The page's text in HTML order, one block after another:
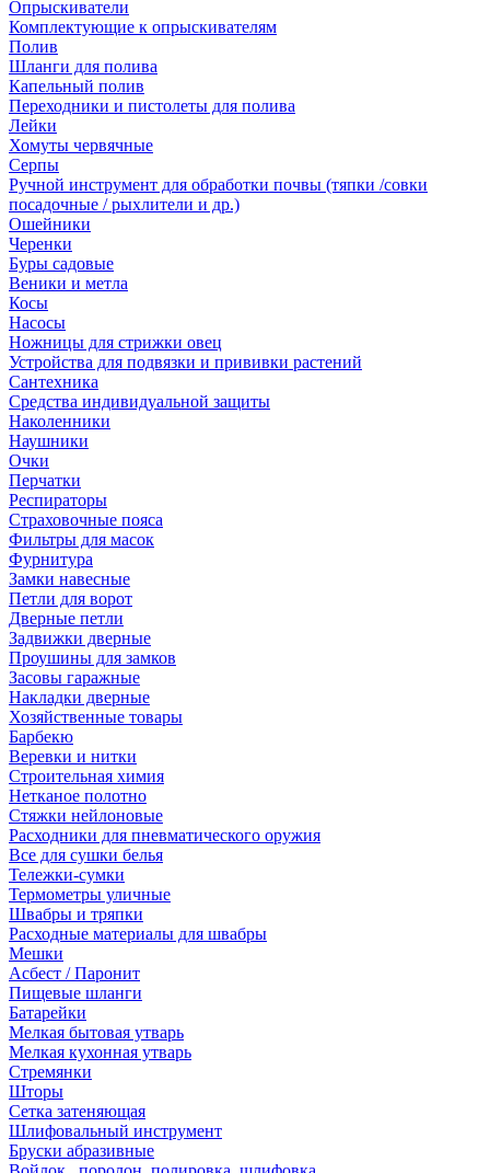
Опрыскиватели
Комплектующие к опрыскивателям
Полив
Шланги для полива
Капельный полив
Переходники и пистолеты для полива
Лейки
Хомуты червячные
Серпы
Ручной инструмент для обработки почвы (тяпки /совки
посадочные / рыхлители и др.)
Ошейники
Черенки
Буры садовые
Веники и метла
Косы
Насосы
Ножницы для стрижки овец
Устройства для подвязки и прививки растений
Сантехника
Средства индивидуальной защиты
Наколенники
Наушники
Очки
Перчатки
Респираторы
Страховочные пояса
Фильтры для масок
Фурнитура
Замки навесные
Петли для ворот
Дверные петли
Задвижки дверные
Проушины для замков
Засовы гаражные
Накладки дверные
Хозяйственные товары
Барбекю
Веревки и нитки
Строительная химия
Нетканое полотно
Стяжки нейлоновые
Расходники для пневматического оружия
Все для сушки белья
Тележки-сумки
Термометры уличные
Швабры и тряпки
Расходные материалы для швабры
Мешки
Асбест / Паронит
Пищевые шланги
Батарейки
Мелкая бытовая утварь
Мелкая кухонная утварь
Стремянки
Шторы
Сетка затеняющая
Шлифовальный инструмент
Бруски абразивные